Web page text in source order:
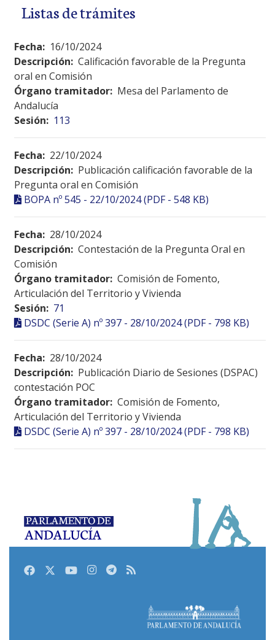
Listas de trámites
Fecha: 16/10/2024
Descripción: Calificación favorable de la Pregunta
oral en Comisión
Órgano tramitador: Mesa del Parlamento de
Andalucía
Sesión: 113
Fecha: 22/10/2024
Descripción: Publicación calificación favorable de la
Pregunta oral en Comisión
BOPA nº 545 - 22/10/2024 (PDF - 548 KB)
Fecha: 28/10/2024
Descripción: Contestación de la Pregunta Oral en
Comisión
Órgano tramitador: Comisión de Fomento,
Articulación del Territorio y Vivienda
Sesión: 71
DSDC (Serie A) nº 397 - 28/10/2024 (PDF - 798 KB)
Fecha: 28/10/2024
Descripción: Publicación Diario de Sesiones (DSPAC)
contestación POC
Órgano tramitador: Comisión de Fomento,
Articulación del Territorio y Vivienda
DSDC (Serie A) nº 397 - 28/10/2024 (PDF - 798 KB)
FacebookTwitterYoutubeInstagram
Telegram
RSS